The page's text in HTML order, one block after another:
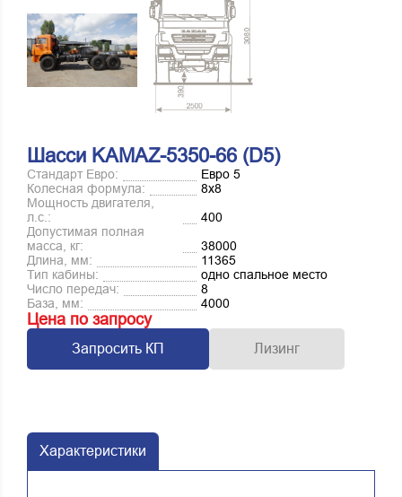
Шасси KAMAZ-5350-66 (D5)
Стандарт Евро:
Евро 5
Колесная формула:
8х8
Мощность двигателя,
л.с.:
400
Допустимая полная
масса, кг:
38000
Длина, мм:
11365
Тип кабины:
одно спальное место
Число передач:
8
База, мм:
4000
Цена по запросу
Запросить КП Лизинг
Характеристики